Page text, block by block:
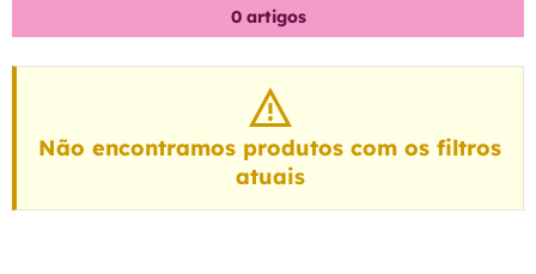
0artigos
Não encontramos produtos com os filtros
atuais